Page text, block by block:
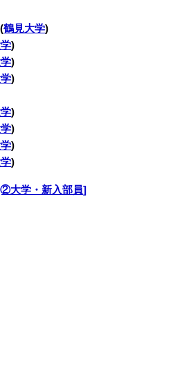
鶴見大学)
)
)
)
)
)
)
)
大学・新入部員]